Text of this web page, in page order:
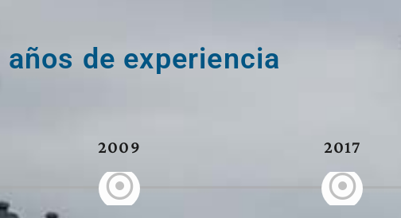
años de experiencia
2009 2017